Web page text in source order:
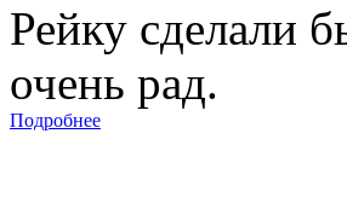
Рейку сделали
очень рад.
Подробнее